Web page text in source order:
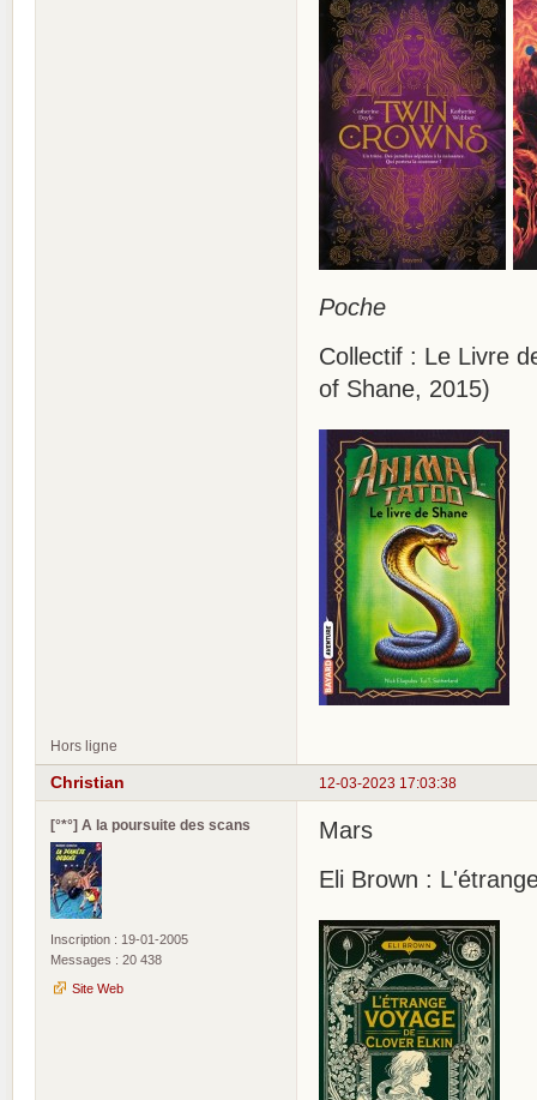
Poche
Collectif : Le Livre
of Shane, 2015)
Hors ligne
12-03-2023 17:03:38
Christian
[°*°] A la poursuite des scans
Inscription : 19-01-2005
Messages : 20 438
Site Web
Mars
Eli Brown :